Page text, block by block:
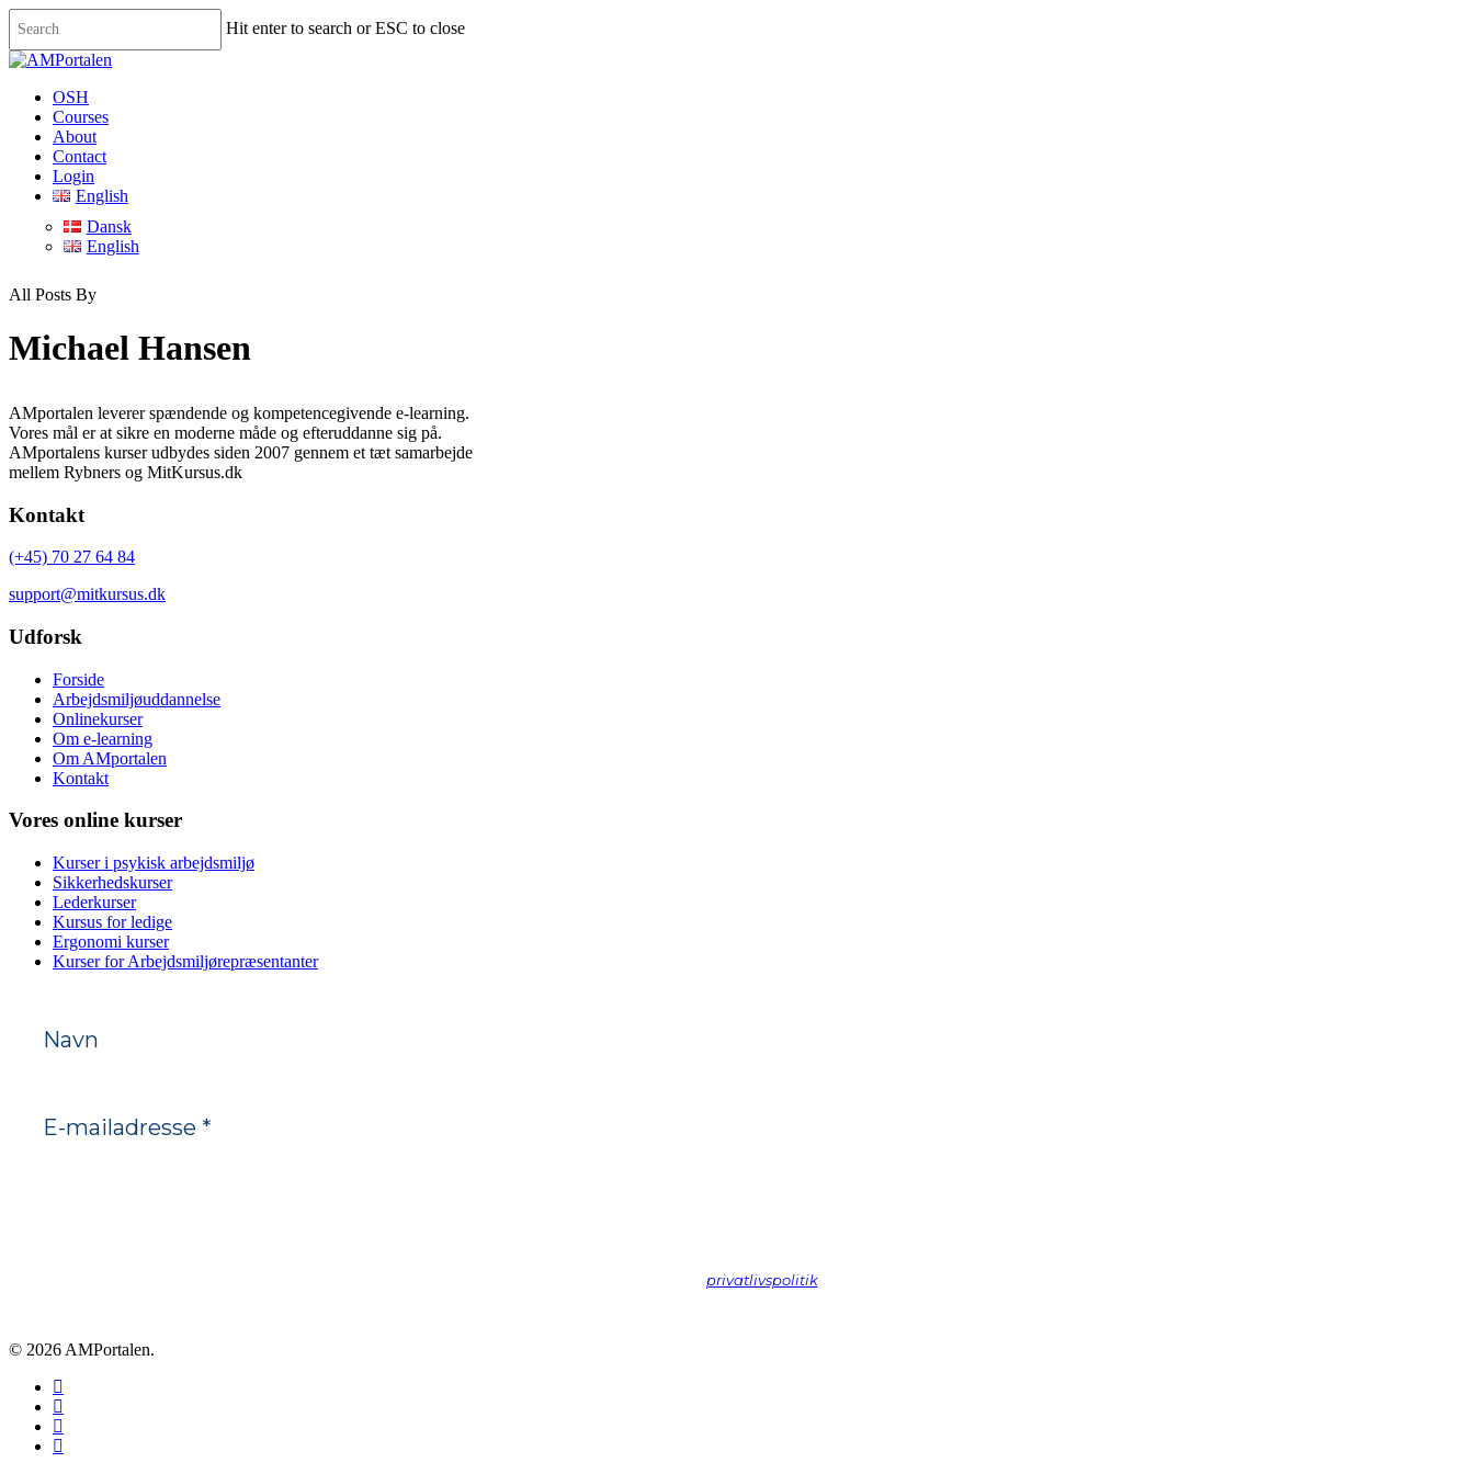
to
main
Hit enter to search or ESC to close
Close
Menu
OSH
Courses
About
Contact
Login
English
Dansk
English
All Posts By
Michael Hansen
AMportalen leverer spændende og kompetencegivende e-learning.
Vores mål er at sikre en moderne måde og efteruddanne sig på.
AMportalens kurser udbydes siden 2007 gennem et tæt samarbejde
mellem Rybners og MitKursus.dk
Kontakt
(+45) 70 27 64 84
support@mitkursus.dk
Udforsk
Forside
Arbejdsmiljøuddannelse
Onlinekurser
Om e-learning
Om AMportalen
Kontakt
Vores online kurser
Kurser i psykisk arbejdsmiljø
Sikkerhedskurser
Lederkurser
Kursus for ledige
Ergonomi kurser
Kurser for Arbejdsmiljørepræsentanter
privatlivspolitikhvis du vil vide mere.
© 2026 AMPortalen.
facebook
linkedin
phone
email